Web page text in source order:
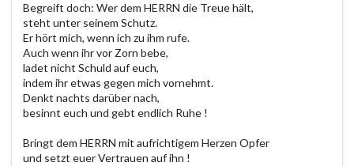
Begreift doch: Wer dem HERRN die Treue hält,
steht unter seinem Schutz.
Er hört mich, wenn ich zu ihm rufe.
Auch wenn ihr vor Zorn bebe,
ladet nicht Schuld auf euch,
indem ihr etwas gegen mich vornehmt.
Denkt nachts darüber nach,
besinnt euch und gebt endlich Ruhe !
Bringt dem HERRN mit aufrichtigem Herzen Opfer
und setzt euer Vertrauen auf ihn !